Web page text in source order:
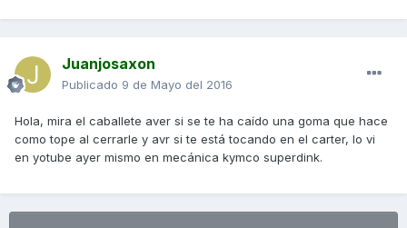
Juanjosaxon
Publicado 9 de Mayo del 2016
Hola, mira el caballete aver si se te ha caído una goma que hace
como tope al cerrarle y avr si te está tocando en el carter, lo vi
en yotube ayer mismo en mecánica kymco superdink.